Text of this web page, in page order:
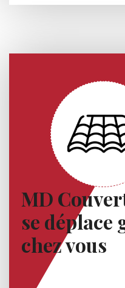
MD
se
chez vous